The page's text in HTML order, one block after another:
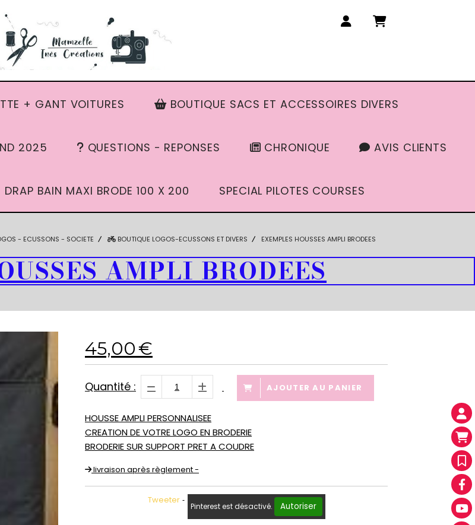
+ GANT VOITURES BOUTIQUE SACS ET ACCESSOIRES DIVERS
2025 QUESTIONS - REPONSES CHRONIQUE AVIS CLIENTS
DRAP BAIN MAXI BRODE 100 X 200 SPECIAL PILOTES COURSES
- ECUSSONS - SOCIETE BOUTIQUE LOGOS-ECUSSONS ET DIVERS EXEMPLES HOUSSES AMPLI BRODEES
AMPLI BRODEES
45,00€
Quantité : AJOUTER AU PANIER
HOUSSE AMPLI PERSONNALISEE
CREATION DE VOTRE LOGO EN BRODERIE
BRODERIE SUR SUPPORT PRET A COUDRE
livraison après règlement -
Tweeter
Pinterest est désactivé. Autoriser